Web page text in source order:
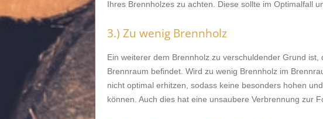
Ihres Brennholzes zu achten. Diese sollte im Optimalfall
3.) Zu wenig Brennholz
Ein weiterer dem Brennholz zu verschuldender Grund
Brennraum befindet. Wird zu wenig Brennholz im
nicht optimal erhitzen, sodass keine besonders hohen
können. Auch dies hat eine unsaubere Verbrennung zur